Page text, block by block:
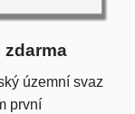
zdarma
územní svaz
první